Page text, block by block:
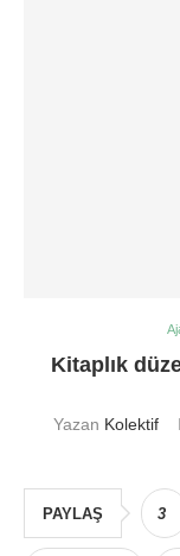
Kitaplık
Yazan Kolektif
PAYLAŞ 3